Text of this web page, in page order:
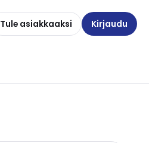
Tule asiakkaaksi Kirjaudu